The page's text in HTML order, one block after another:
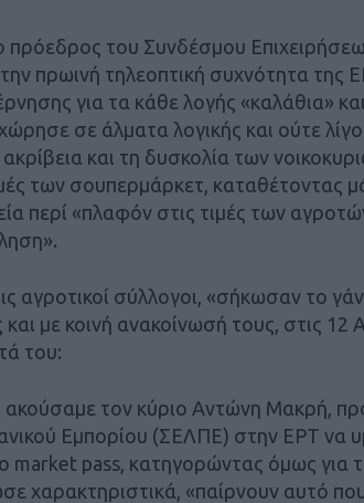
πρόεδρος του Συνδέσμου
πρωινή τηλεοπτική συχνότητα της
για τα κάθε λογής «καλάθια»
σε άλματα λογικής και ούτε
και τη δυσκολία των
των σουπερμάρκετ, καταθέτοντας
περί «πλαφόν στις τιμές των
αγροτικοί σύλλογοι, «σήκωσαν το
με κοινή ανακοίνωσή τους, στις
του:
ακούσαμε τον κύριο Αντώνη Μακρή,
Εμπορίου (ΣΕΛΠΕ) στην ΕΡΤ να
market pass, κατηγορώντας όμως για
χαρακτηριστικά, «παίρνουν αυτό